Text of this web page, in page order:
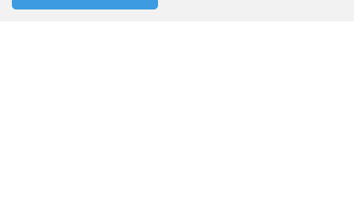
Filter Merkliste
Mail: info@spaelti-ag.ch